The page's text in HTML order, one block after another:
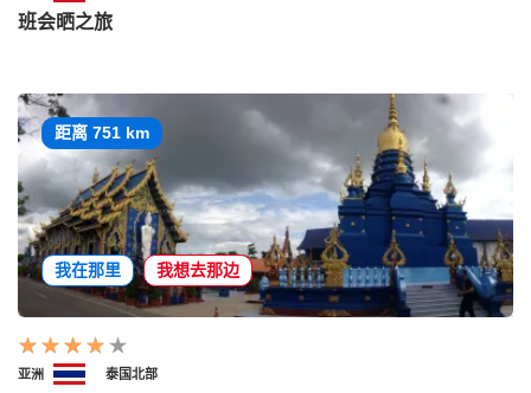
班会晒之旅
距离 751 km
我在那里 我想去那边
亚洲 泰国北部